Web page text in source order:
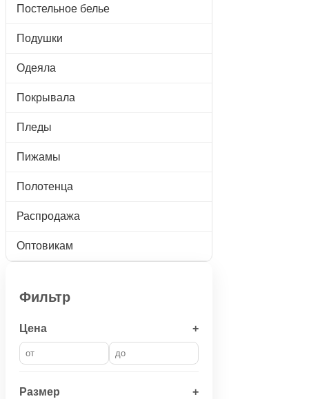
Постельное белье
Подушки
Одеяла
Покрывала
Пледы
Пижамы
Полотенца
Распродажа
Оптовикам
Фильтр
Цена +
Размер +